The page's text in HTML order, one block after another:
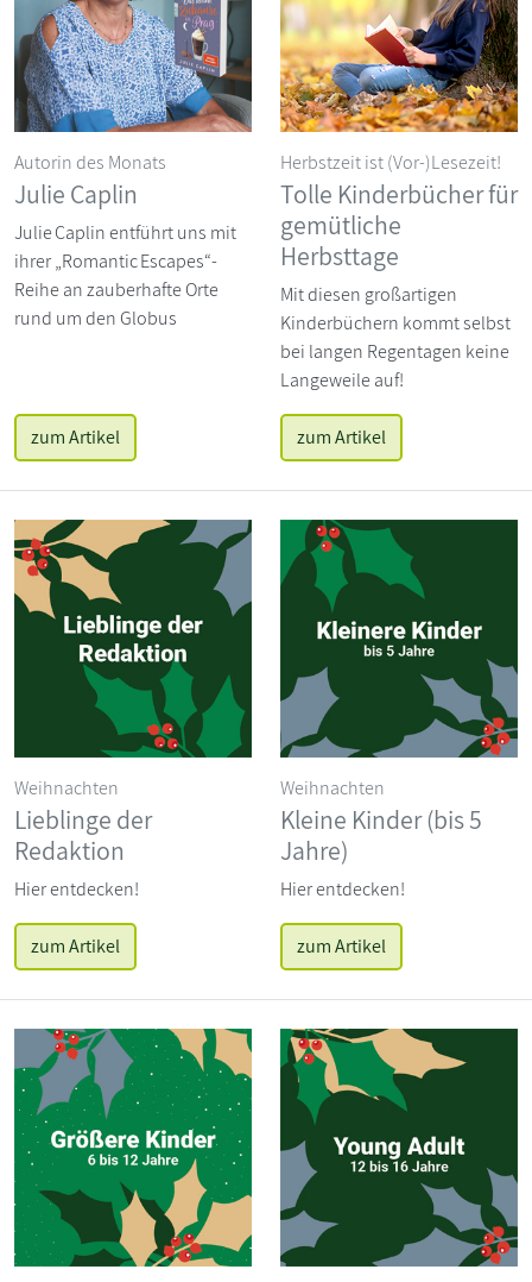
Autorin des Monats
Julie Caplin
Julie Caplin entführt uns mit
ihrer „Romantic Escapes“-
Reihe an zauberhafte Orte
rund um den Globus
zum Artikel
Herbstzeit ist (Vor-)Lesezeit!
Tolle Kinderbücher für
gemütliche
Herbsttage
Mit diesen großartigen
Kinderbüchern kommt selbst
bei langen Regentagen keine
Langeweile auf!
zum Artikel
Weihnachten
Lieblinge der
Redaktion
Hier entdecken!
zum Artikel
Weihnachten
Kleine Kinder (bis 5
Jahre)
Hier entdecken!
zum Artikel